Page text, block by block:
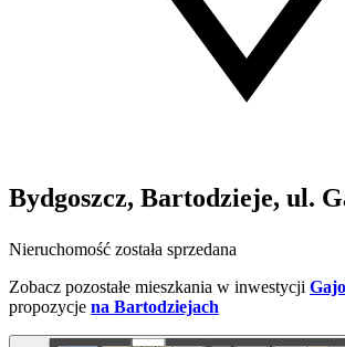
Bydgoszcz, Bartodzieje, ul.
Nieruchomość została sprzedana
Zobacz pozostałe mieszkania w inwestycji
propozycje na Bartodziejach